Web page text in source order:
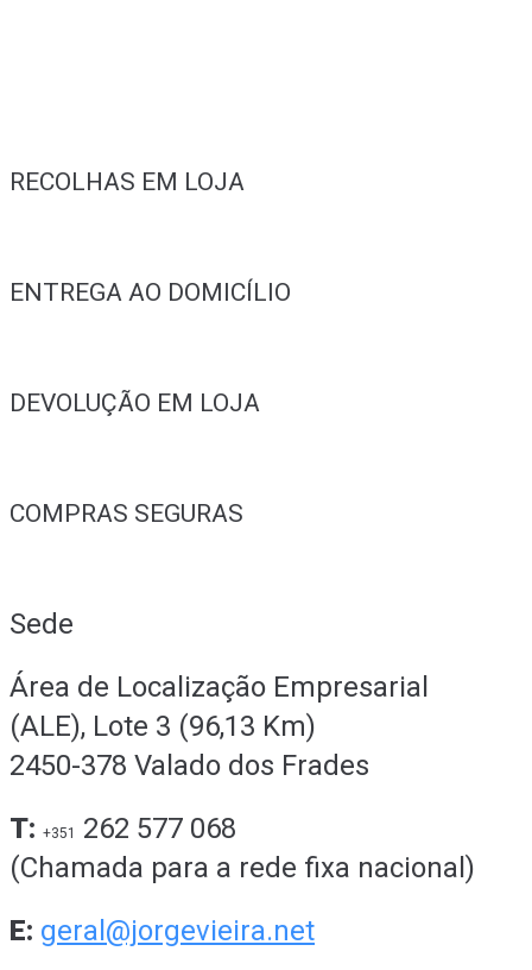
RECOLHAS EM LOJA
ENTREGA AO DOMICÍLIO
DEVOLUÇÃO EM LOJA
COMPRAS SEGURAS
Sede
Área de Localização Empresarial
(ALE), Lote 3 (96,13 Km)
2450-378 Valado dos Frades
T: +351
262 577 068
(Chamada para a rede fixa nacional)
E: geral@jorgevieira.net